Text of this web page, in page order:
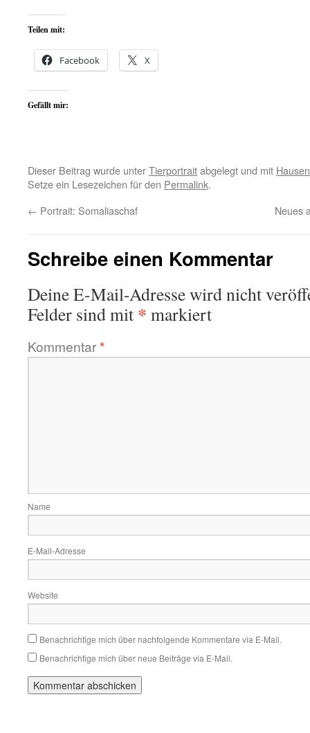
Teilen mit:
Facebook X
Gefällt mir:
Dieser Beitrag wurde unterTierportraitabgelegt und mit
Setze ein Lesezeichen für den Permalink.
← Portrait: Somaliaschaf Neues
Schreibe einen Kommentar
Deine E-Mail-Adresse wird nicht
Felder sind mit * markiert
Kommentar*
Name
E-Mail-Adresse
Website
Benachrichtige mich über nachfolgende Kommentare via E-Mail.
Benachrichtige mich über neue Beiträge via E-Mail.